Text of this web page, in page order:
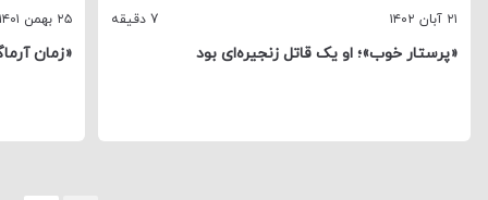
۲۱ آبان ۱۴۰۲ 7 دقیقه
«پرستار خوب»؛ او یک قاتل زنجیره‌ای بود
۲۵ بهمن ۱۴۰۱
«زمان